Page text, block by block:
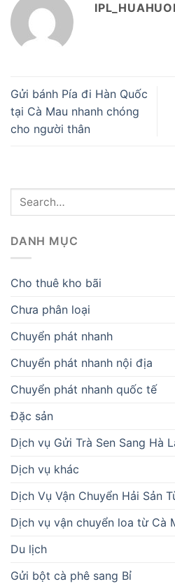
Gửi bánh Pía đi Hàn Quốc
tại Cà Mau nhanh chóng
cho người thân
DANH MỤC
Cho thuê kho bãi
Chưa phân loại
Chuyển phát nhanh
Chuyển phát nhanh nội địa
Chuyển phát nhanh quốc tế
Đặc sản
Dịch vụ Gửi Trà Sen Sang Hà
Dịch vụ khác
Dịch Vụ Vận Chuyển Hải Sản
Dịch vụ vận chuyển loa từ Cà
Du lịch
Gửi bột cà phê sang Bỉ